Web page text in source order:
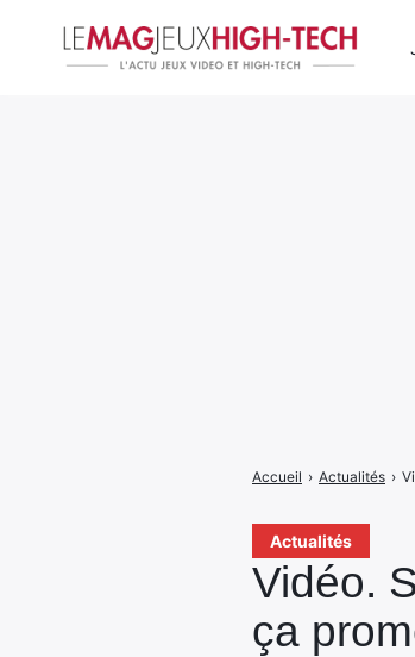
Actualités
Vidéo.
ça
Accueil › Actualités ›